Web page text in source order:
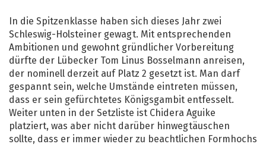
In die Spitzenklasse haben sich dieses Jahr zwei
Schleswig-Holsteiner gewagt. Mit entsprechenden
Ambitionen und gewohnt gründlicher Vorbereitung
dürfte der Lübecker Tom Linus Bosselmann anreisen,
der nominell derzeit auf Platz 2 gesetzt ist. Man darf
gespannt sein, welche Umstände eintreten müssen,
dass er sein gefürchtetes Königsgambit entfesselt.
Weiter unten in der Setzliste ist Chidera Aguike
platziert, was aber nicht darüber hinwegtäuschen
sollte, dass er immer wieder zu beachtlichen Formhochs